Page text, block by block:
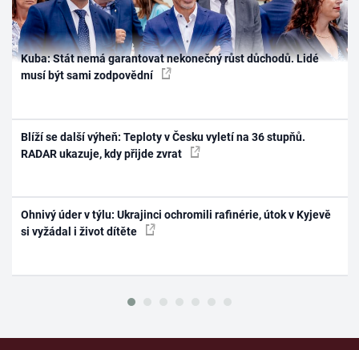
Kuba: Stát nemá garantovat nekonečný růst důchodů. Lidé
musí být sami zodpovědní
Blíží se další výheň: Teploty v Česku vyletí na 36 stupňů.
RADAR ukazuje, kdy přijde zvrat
Ohnivý úder v týlu: Ukrajinci ochromili rafinérie, útok v Kyjevě
si vyžádal i život dítěte